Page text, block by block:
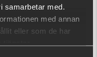
samarbetar med.
med annan
eller som de har